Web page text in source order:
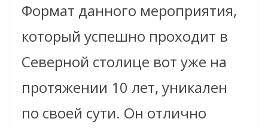
Формат данного мероприятия,
который успешно проходит в
Северной столице вот уже на
протяжении 10 лет, уникален
по своей сути. Он отлично